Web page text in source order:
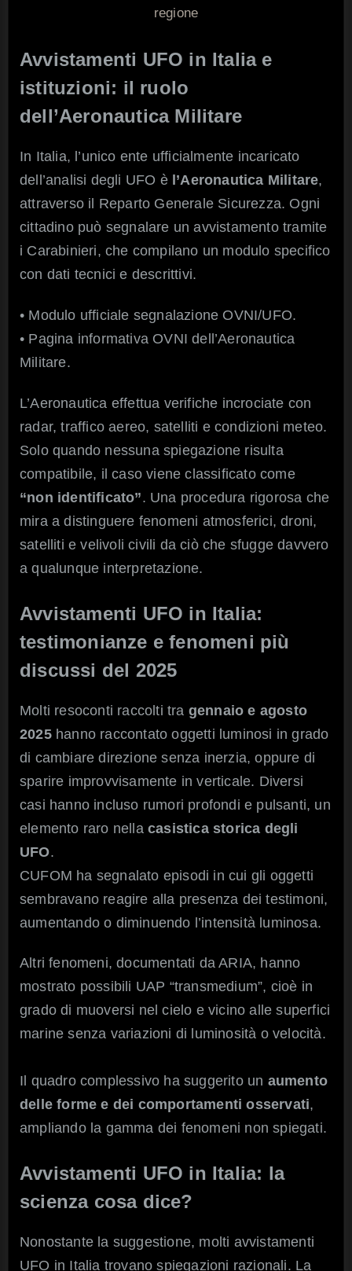
regione
Avvistamenti UFO in Italia e
istituzioni: il ruolo
dell’Aeronautica Militare
In Italia, l’unico ente ufficialmente incaricato
dell’analisi degli UFO èl’Aeronautica Militare,
attraverso il Reparto Generale Sicurezza. Ogni
cittadino può segnalare un avvistamento tramite
i Carabinieri, che compilano un modulo specifico
con dati tecnici e descrittivi.
• Modulo ufficiale segnalazione OVNI/UFO.
• Pagina informativa OVNI dell’Aeronautica
Militare.
L’Aeronautica effettua verifiche incrociate con
radar, traffico aereo, satelliti e condizioni meteo.
Solo quando nessuna spiegazione risulta
compatibile, il caso viene classificato come
“non identificato”. Una procedura rigorosa che
mira a distinguere fenomeni atmosferici, droni,
satelliti e velivoli civili da ciò che sfugge davvero
a qualunque interpretazione.
Avvistamenti UFO in Italia:
testimonianze e fenomeni più
discussi del 2025
Molti resoconti raccolti tra gennaio e agosto
2025hanno raccontato oggetti luminosi in grado
di cambiare direzione senza inerzia, oppure di
sparire improvvisamente in verticale. Diversi
casi hanno incluso rumori profondi e pulsanti, un
elemento raro nella casistica storica degli
UFO.
CUFOM ha segnalato episodi in cui gli oggetti
sembravano reagire alla presenza dei testimoni,
aumentando o diminuendo l’intensità luminosa.
Altri fenomeni, documentati da ARIA, hanno
mostrato possibili UAP “transmedium”, cioè in
grado di muoversi nel cielo e vicino alle superfici
marine senza variazioni di luminosità o velocità.
Il quadro complessivo ha suggerito un aumento
delle forme e dei comportamenti osservati,
ampliando la gamma dei fenomeni non spiegati.
Avvistamenti UFO in Italia: la
scienza cosa dice?
Nonostante la suggestione, molti avvistamenti
UFO in Italia trovano spiegazioni razionali. La